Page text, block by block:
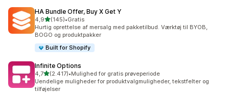
HA Bundle Offer, Buy X Get Y
4,9ud af 5 stjerner
(145)
145 anmeldelser i alt
•Gratis
Hurtig oprettelse af mersalg med pakketilbud. Værktøj til BYOB,
BOGO og produktpakker
Built for Shopify
Infinite Options
4,7ud af 5 stjerner
(2.417)
2417 anmeldelser i alt
•Mulighed for gratis prøveperiode
Uendelige muligheder for produktvalgmuligheder, tekstfelter og
tilføjelser